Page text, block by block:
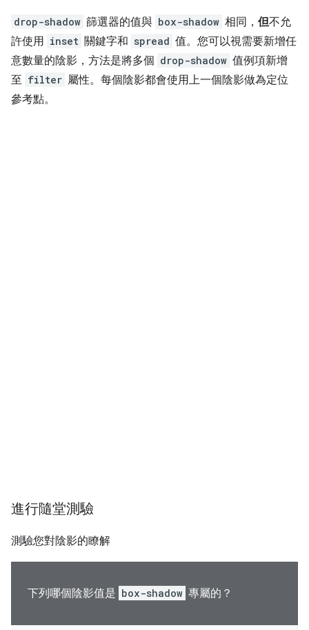
drop-shadow 篩選器的值與 box-shadow 相同， 但不允
許使用 inset 關鍵字和 spread 值。您可以視需要新增任
意數量的陰影，方法是將多個 drop-shadow 值例項新增
至 filter 屬性。每個陰影都會使用上一個陰影做為定位
參考點。
進行隨堂測驗
測驗您對陰影的瞭解
下列哪個陰影值是 box-shadow 專屬的？